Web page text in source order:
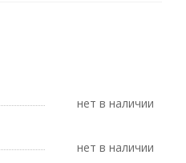
Нет в наличии
Нет в наличии